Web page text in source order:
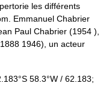
les différents
Emmanuel Chabrier
Paul Chabrier (1954 ),
1946), un acteur
58.3°W / 62.183;